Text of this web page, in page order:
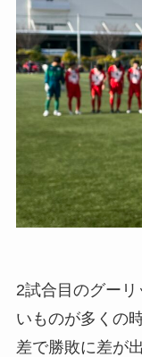
2試合目のグー
いものが多くの
差で勝敗に差が